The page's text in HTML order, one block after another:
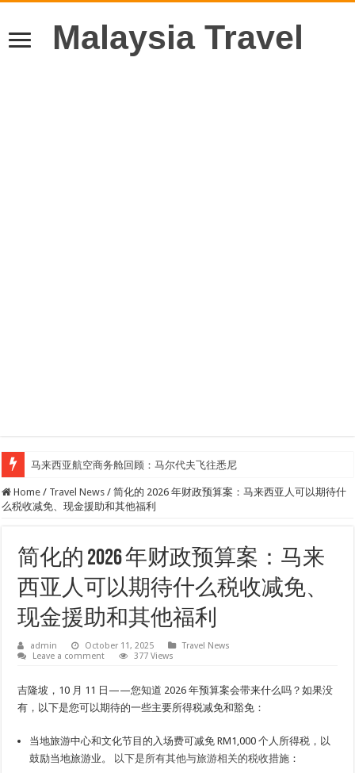
Malaysia Travel
马来西亚航空商务舱回顾：马尔代夫飞往悉尼
Home / Travel News / 简化的 2026 年财政预算案：马来西亚人可以期待什
么税收减免、现金援助和其他福利
简化的 2026 年财政预算案：马来
西亚人可以期待什么税收减免、
现金援助和其他福利
admin October 11, 2025
Travel News
Leave a comment
377 Views
吉隆坡，10 月 11 日——您知道 2026 年预算案会带来什么吗？如果没
有，以下是您可以期待的一些主要所得税减免和豁免：
当地旅游中心和文化节目的入场费可减免 RM1,000 个人所得税，以
鼓励当地旅游业。
以下是所有其他与旅游相关的税收措施 ：